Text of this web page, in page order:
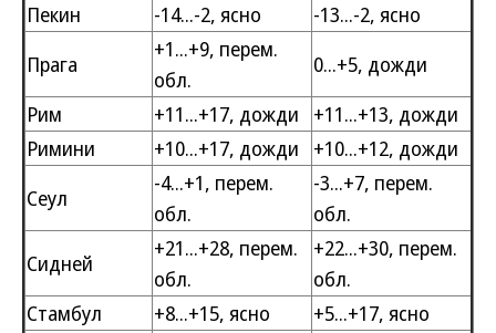
Пекин
-14...-2, ясно
-13...-2, ясно
Прага
+1...+9, перем.
обл.
0...+5, дожди
Рим
+11...+17, дожди
+11...+13, дожди
Римини
+10...+17, дожди
+10...+12, дожди
Сеул
-4...+1, перем.
обл.
-3...+7, перем.
обл.
Сидней
+21...+28, перем.
обл.
+22...+30, перем.
обл.
Стамбул
+8...+15, ясно
+5...+17, ясно